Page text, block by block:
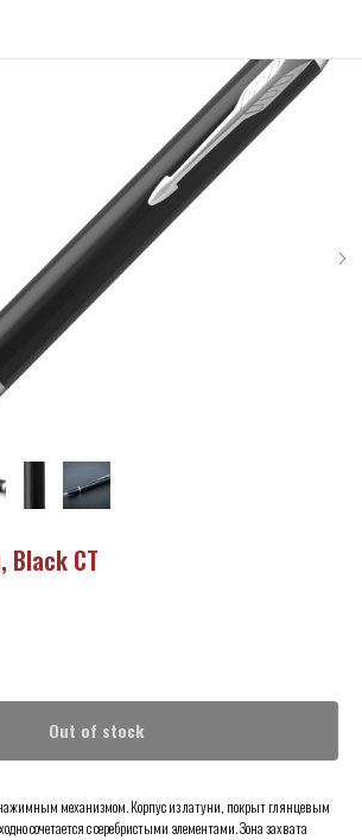
Black CT
Out of stock
механизмом. Корпус из латуни, покрыт глянцевым
сочетается с серебристыми элементами. Зона захвата